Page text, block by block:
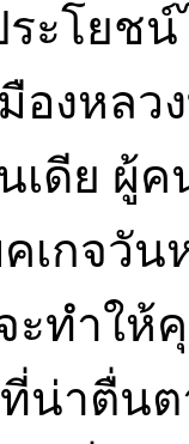
ระโยช
องหลว
เดีย ผู้
คเกจวั
ะทำใ
น่าตื่น